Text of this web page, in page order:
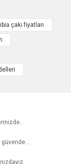
çakı fiyatları